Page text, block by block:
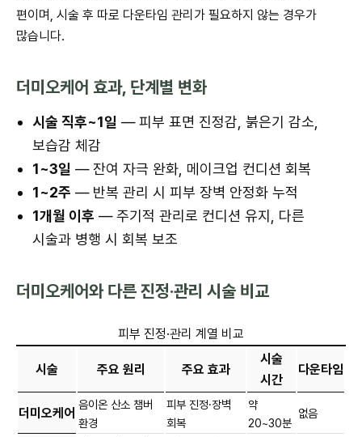
편이며, 시술 후 따로 다운타임 관리가 필요하지 않는 경우가
많습니다.
더미오케어 효과, 단계별 변화
시술 직후~1일 — 피부 표면 진정감, 붉은기 감소,
보습감 체감
1~3일 — 잔여 자극 완화, 메이크업 컨디션 회복
1~2주 — 반복 관리 시 피부 장벽 안정화 누적
1개월 이후 — 주기적 관리로 컨디션 유지, 다른
시술과 병행 시 회복 보조
더미오케어와 다른 진정·관리 시술 비교
피부 진정·관리 계열 비교
시술 주요 원리 주요 효과
시술
시간
다운타임
더미오케어
음이온 산소 챔버
환경
피부 진정·장벽
회복
약
20~30분
없음